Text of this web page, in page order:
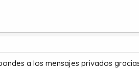
a los mensajes privados